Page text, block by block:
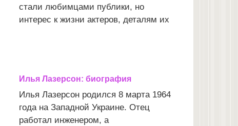
стали любимцами публики, но
интерес к жизни актеров, деталям их
Илья Лазерсон: биография
Илья Лазерсон родился 8 марта 1964
года на Западной Украине. Отец
работал инженером, а